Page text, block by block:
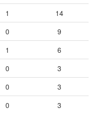
1
14
0
9
1
6
0
3
0
3
0 3